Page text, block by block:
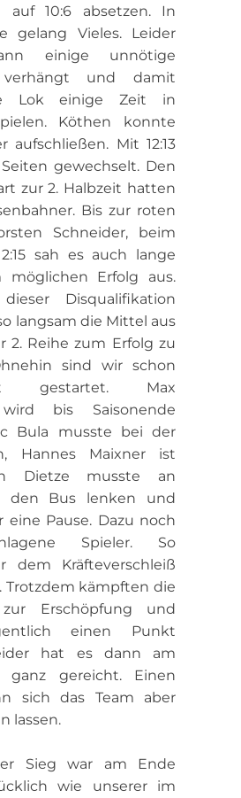
auf 10:6 absetzen. In
gelang Vieles. Leider
einige unnötige
verhängt und damit
Lok einige Zeit in
Köthen konnte
aufschließen. Mit 12:13
gewechselt. Den
zur 2. Halbzeit hatten
Bis zur roten
Schneider, beim
sah es auch lange
möglichen Erfolg aus.
Disqualifikation
langsam die Mittel aus
2. Reihe zum Erfolg zu
sind wir schon
gestartet. Max
bis Saisonende
Bula musste bei der
Hannes Maixner ist
Dietze musste an
den Bus lenken und
eine Pause. Dazu noch
Spieler. So
dem Kräfteverschleiß
Trotzdem kämpften die
Erschöpfung und
einen Punkt
hat es dann am
ganz gereicht. Einen
sich das Team aber
lassen.
Sieg war am Ende
wie unserer im